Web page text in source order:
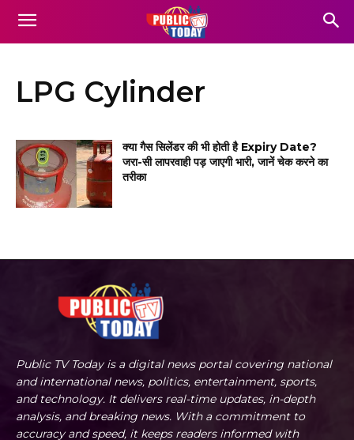
LPG Cylinder
क्या गैस सिलेंडर की भी होती है Expiry Date?
जरा-सी लापरवाही पड़ जाएगी भारी, जानें चेक करने का
तरीका
Public TV Today is a digital news portal covering national
and international news, politics, entertainment, sports,
and technology. It delivers real-time updates, in-depth
analysis, and breaking news. With a commitment to
accuracy and speed, it keeps readers informed with